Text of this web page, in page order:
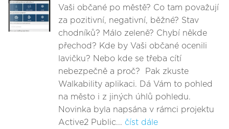
Vaši občané po městě? Co tam považují
za pozitivní, negativní, běžné? Stav
chodníků? Málo zeleně? Chybí někde
přechod? Kde by Vaši občané ocenili
lavičku? Nebo kde se třeba cítí
nebezpečně a proč? Pak zkuste
Walkability aplikaci. Dá Vám to pohled
na město i z jiných úhlů pohledu.
Novinka byla napsána v rámci projektu
Active2 Public... číst dále